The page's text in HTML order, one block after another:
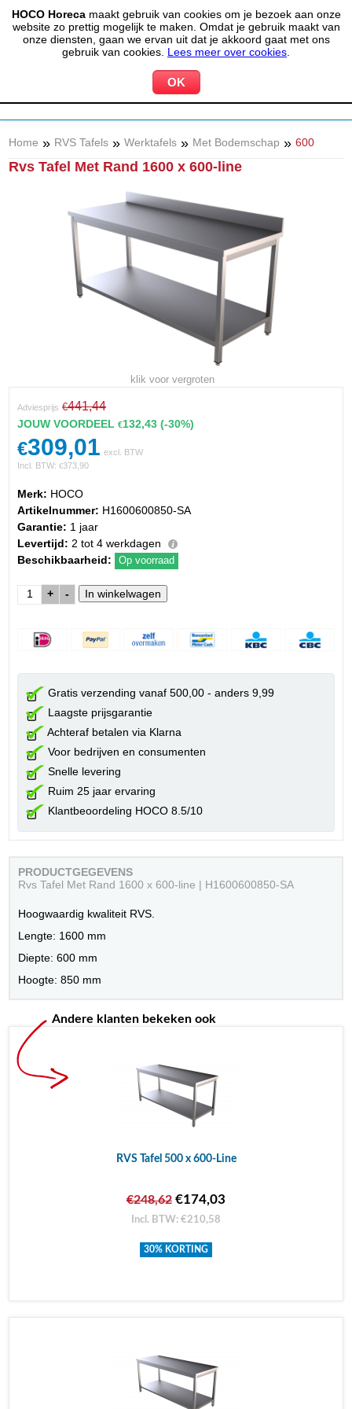
HOCO Horecamaakt gebruik van cookies om je bezoek aan onze
website zo prettig mogelijk te maken. Omdat je gebruik maakt van
onze diensten, gaan we ervan uit dat je akkoord gaat met ons
gebruik van cookies. Lees meer over cookies
(020) 497 6325 info@hocohoreca.nl
MIJN ACCOUNT 0 WINKELWAGEN
Home » RVS Tafels » Werktafels » Met Bodemschap » 600
Rvs Tafel Met Rand 1600 x 600-line
klik voor vergroten
Adviesprijs €441,44
JOUW VOORDEEL€132,43 (-30%)
€309,01 excl. BTW
Incl. BTW:€373,90
Merk: HOCO
Artikelnummer: H1600600850-SA
Garantie: 1 jaar
Levertijd: 2 tot 4 werkdagen
Beschikbaarheid:
Op voorraad
+ -
Gratis verzending vanaf 500,00 - anders 9,99
Laagste prijsgarantie
Achteraf betalen via Klarna
Voor bedrijven en consumenten
Snelle levering
Ruim 25 jaar ervaring
Klantbeoordeling HOCO 8.5/10
PRODUCTGEGEVENS
Rvs Tafel Met Rand 1600 x 600-line | H1600600850-SA
Hoogwaardig kwaliteit RVS.
Lengte: 1600 mm
Diepte: 600 mm
Hoogte: 850 mm
Andere klanten bekeken ook
RVS Tafel 500 x 600-Line
€248,62 €174,03
Incl. BTW: €210,58
30% KORTING